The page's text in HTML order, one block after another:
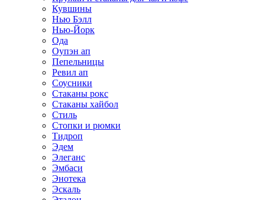
Кувшины
Нью Бэлл
Нью-Йорк
Ода
Оупэн ап
Пепельницы
Ревил ап
Соусники
Стаканы рокс
Стаканы хайбол
Стиль
Стопки и рюмки
Тидроп
Эдем
Элеганс
Эмбаси
Энотека
Эскаль